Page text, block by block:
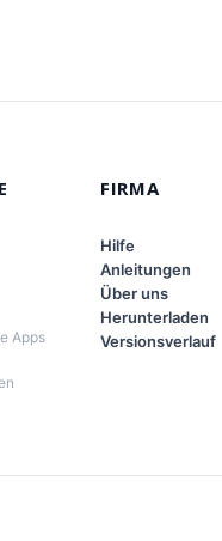
Apps
FIRMA
Hilfe
Anleitungen
Über uns
Herunterladen
Versionsverlauf